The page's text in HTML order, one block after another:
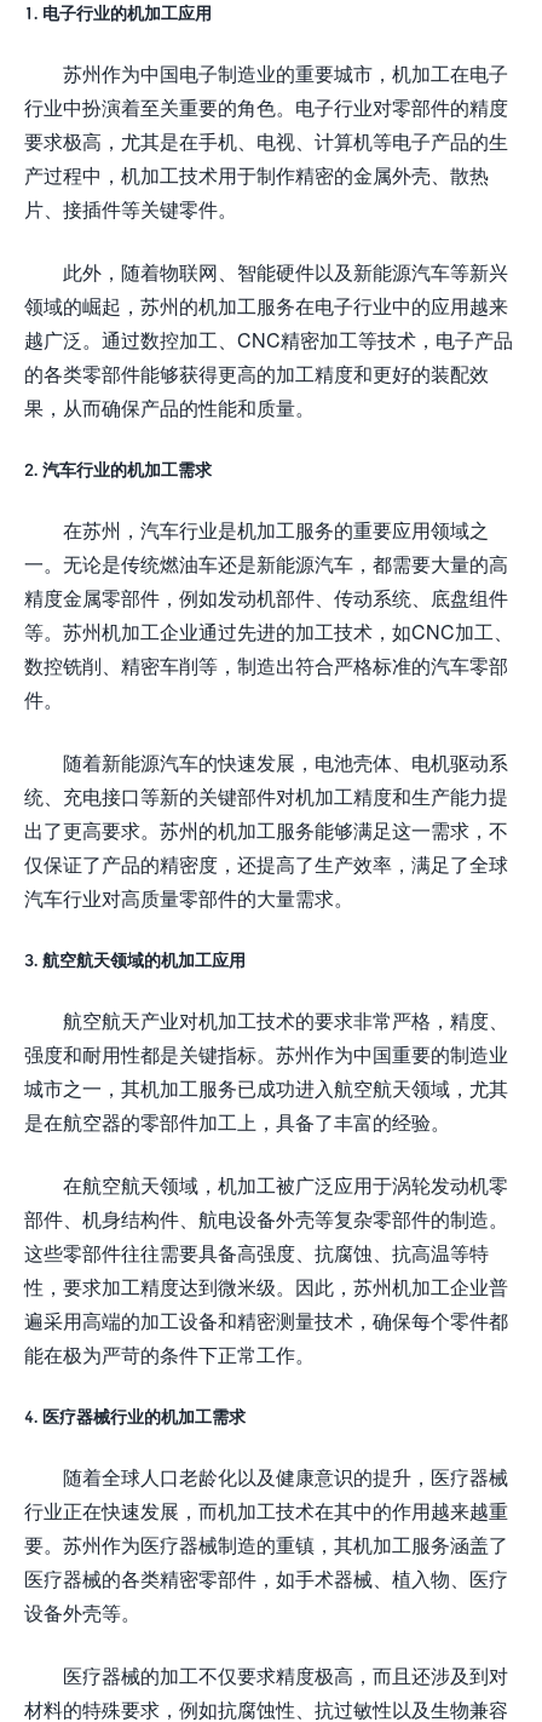
1. 电子行业的机加工应用
苏州作为中国电子制造业的重要城市，机加工在电子
行业中扮演着至关重要的角色。电子行业对零部件的精度
要求极高，尤其是在手机、电视、计算机等电子产品的生
产过程中，机加工技术用于制作精密的金属外壳、散热
片、接插件等关键零件。
此外，随着物联网、智能硬件以及新能源汽车等新兴
领域的崛起，苏州的机加工服务在电子行业中的应用越来
越广泛。通过数控加工、CNC精密加工等技术，电子产品
的各类零部件能够获得更高的加工精度和更好的装配效
果，从而确保产品的性能和质量。
2. 汽车行业的机加工需求
在苏州，汽车行业是机加工服务的重要应用领域之
一。无论是传统燃油车还是新能源汽车，都需要大量的高
精度金属零部件，例如发动机部件、传动系统、底盘组件
等。苏州机加工企业通过先进的加工技术，如CNC加工、
数控铣削、精密车削等，制造出符合严格标准的汽车零部
件。
随着新能源汽车的快速发展，电池壳体、电机驱动系
统、充电接口等新的关键部件对机加工精度和生产能力提
出了更高要求。苏州的机加工服务能够满足这一需求，不
仅保证了产品的精密度，还提高了生产效率，满足了全球
汽车行业对高质量零部件的大量需求。
3. 航空航天领域的机加工应用
航空航天产业对机加工技术的要求非常严格，精度、
强度和耐用性都是关键指标。苏州作为中国重要的制造业
城市之一，其机加工服务已成功进入航空航天领域，尤其
是在航空器的零部件加工上，具备了丰富的经验。
在航空航天领域，机加工被广泛应用于涡轮发动机零
部件、机身结构件、航电设备外壳等复杂零部件的制造。
这些零部件往往需要具备高强度、抗腐蚀、抗高温等特
性，要求加工精度达到微米级。因此，苏州机加工企业普
遍采用高端的加工设备和精密测量技术，确保每个零件都
能在极为严苛的条件下正常工作。
4. 医疗器械行业的机加工需求
随着全球人口老龄化以及健康意识的提升，医疗器械
行业正在快速发展，而机加工技术在其中的作用越来越重
要。苏州作为医疗器械制造的重镇，其机加工服务涵盖了
医疗器械的各类精密零部件，如手术器械、植入物、医疗
设备外壳等。
医疗器械的加工不仅要求精度极高，而且还涉及到对
材料的特殊要求，例如抗腐蚀性、抗过敏性以及生物兼容